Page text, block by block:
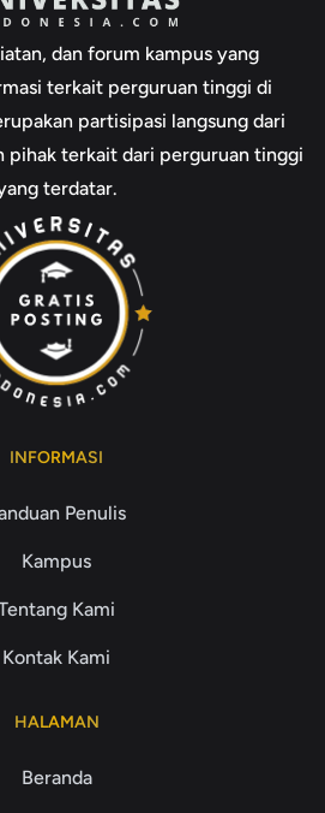
dan forum kampus yang
terkait perguruan tinggi di
partisipasi langsung dari
pihak terkait dari perguruan tinggi
terdatar.
INFORMASI
Penulis
Kampus
Kami
Kontak Kami
HALAMAN
Beranda